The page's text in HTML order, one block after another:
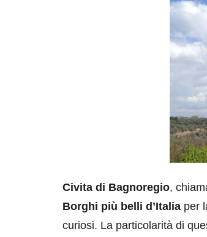
Civita di Bagnoregio,
Borghi più belli d’Italia per
curiosi. La particolarità di